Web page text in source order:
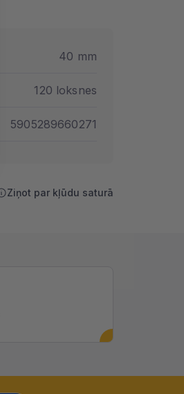
40 mm
120 loksnes
5905289660271
Ziņot par kļūdu saturā